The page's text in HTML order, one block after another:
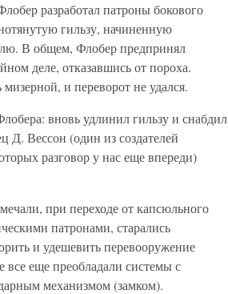
разработал патроны бокового
гильзу, начиненную
В общем, Флобер предпринял
деле, отказавшись от пороха.
и переворот не удался.
вновь удлинил гильзу и снабдил
Д. Вессон (один из создателей
разговор у нас еще впереди)
при переходе от капсюльного
патронами, старались
и удешевить перевооружение
еще преобладали системы с
механизмом (замком).